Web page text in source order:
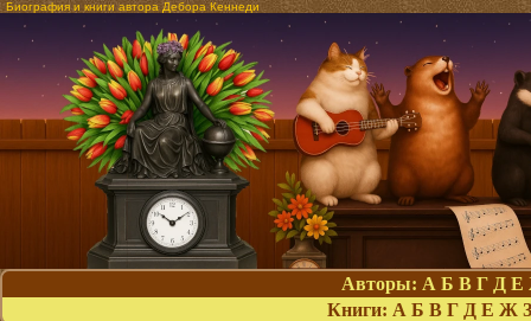
Биография и книги автора Дебора Кеннеди
Авторы: А Б В Г Д Е
Книги: А Б В Г Д Е Ж З